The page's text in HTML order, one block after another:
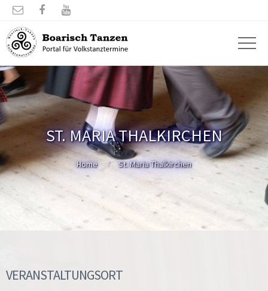
  
ST. MARIA THALKIRCHEN
Home St. Maria Thalkirchen
VERANSTALTUNGSORT